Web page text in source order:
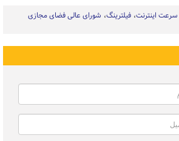
سرعت اینترنت فیلترینگ شورای عالی فضای مجازی